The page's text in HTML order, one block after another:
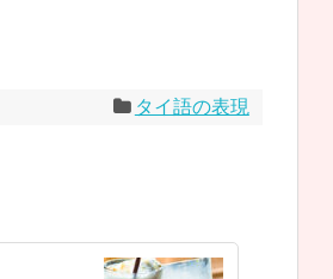
タイ語の表現